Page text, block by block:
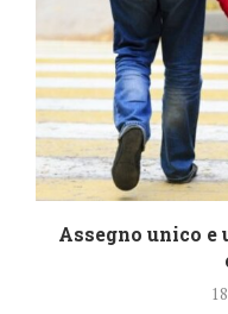
Assegno unico e